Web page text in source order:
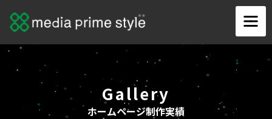
Gallery
ホームページ制作実績